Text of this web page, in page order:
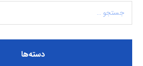
دسته‌ها